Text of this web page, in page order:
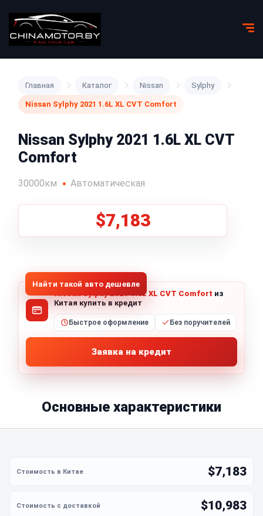
Главная Каталог Nissan Sylphy
Nissan Sylphy 2021 1.6L XL CVT Comfort
Nissan Sylphy 2021 1.6L XL CVT
Comfort
30000км Автоматическая
$7,183
Найти такой авто дешевле
Nissan Sylphy 2021 1.6L XL CVT Comfort из
Китая купить в кредит
Быстрое оформление Без поручителей
Заявка на кредит
Основные характеристики
$7,183
$10,983